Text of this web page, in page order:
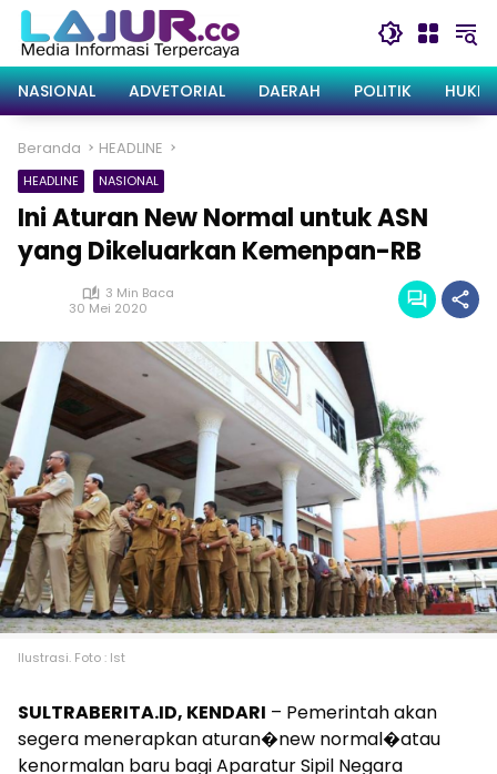
Langsung
konten
NASIONAL
ADVETORIAL DAERAH POLITIK
Beranda HEADLINE
HEADLINE NASIONAL
Ini Aturan New Normal untuk ASN
yang Dikeluarkan Kemenpan-RB
3 Min Baca
30 Mei 2020
Ilustrasi. Foto : Ist
SULTRABERITA.ID, KENDARI – Pemerintah akan
segera menerapkan aturan�new normal�atau
kenormalan baru bagi Aparatur Sipil Negara